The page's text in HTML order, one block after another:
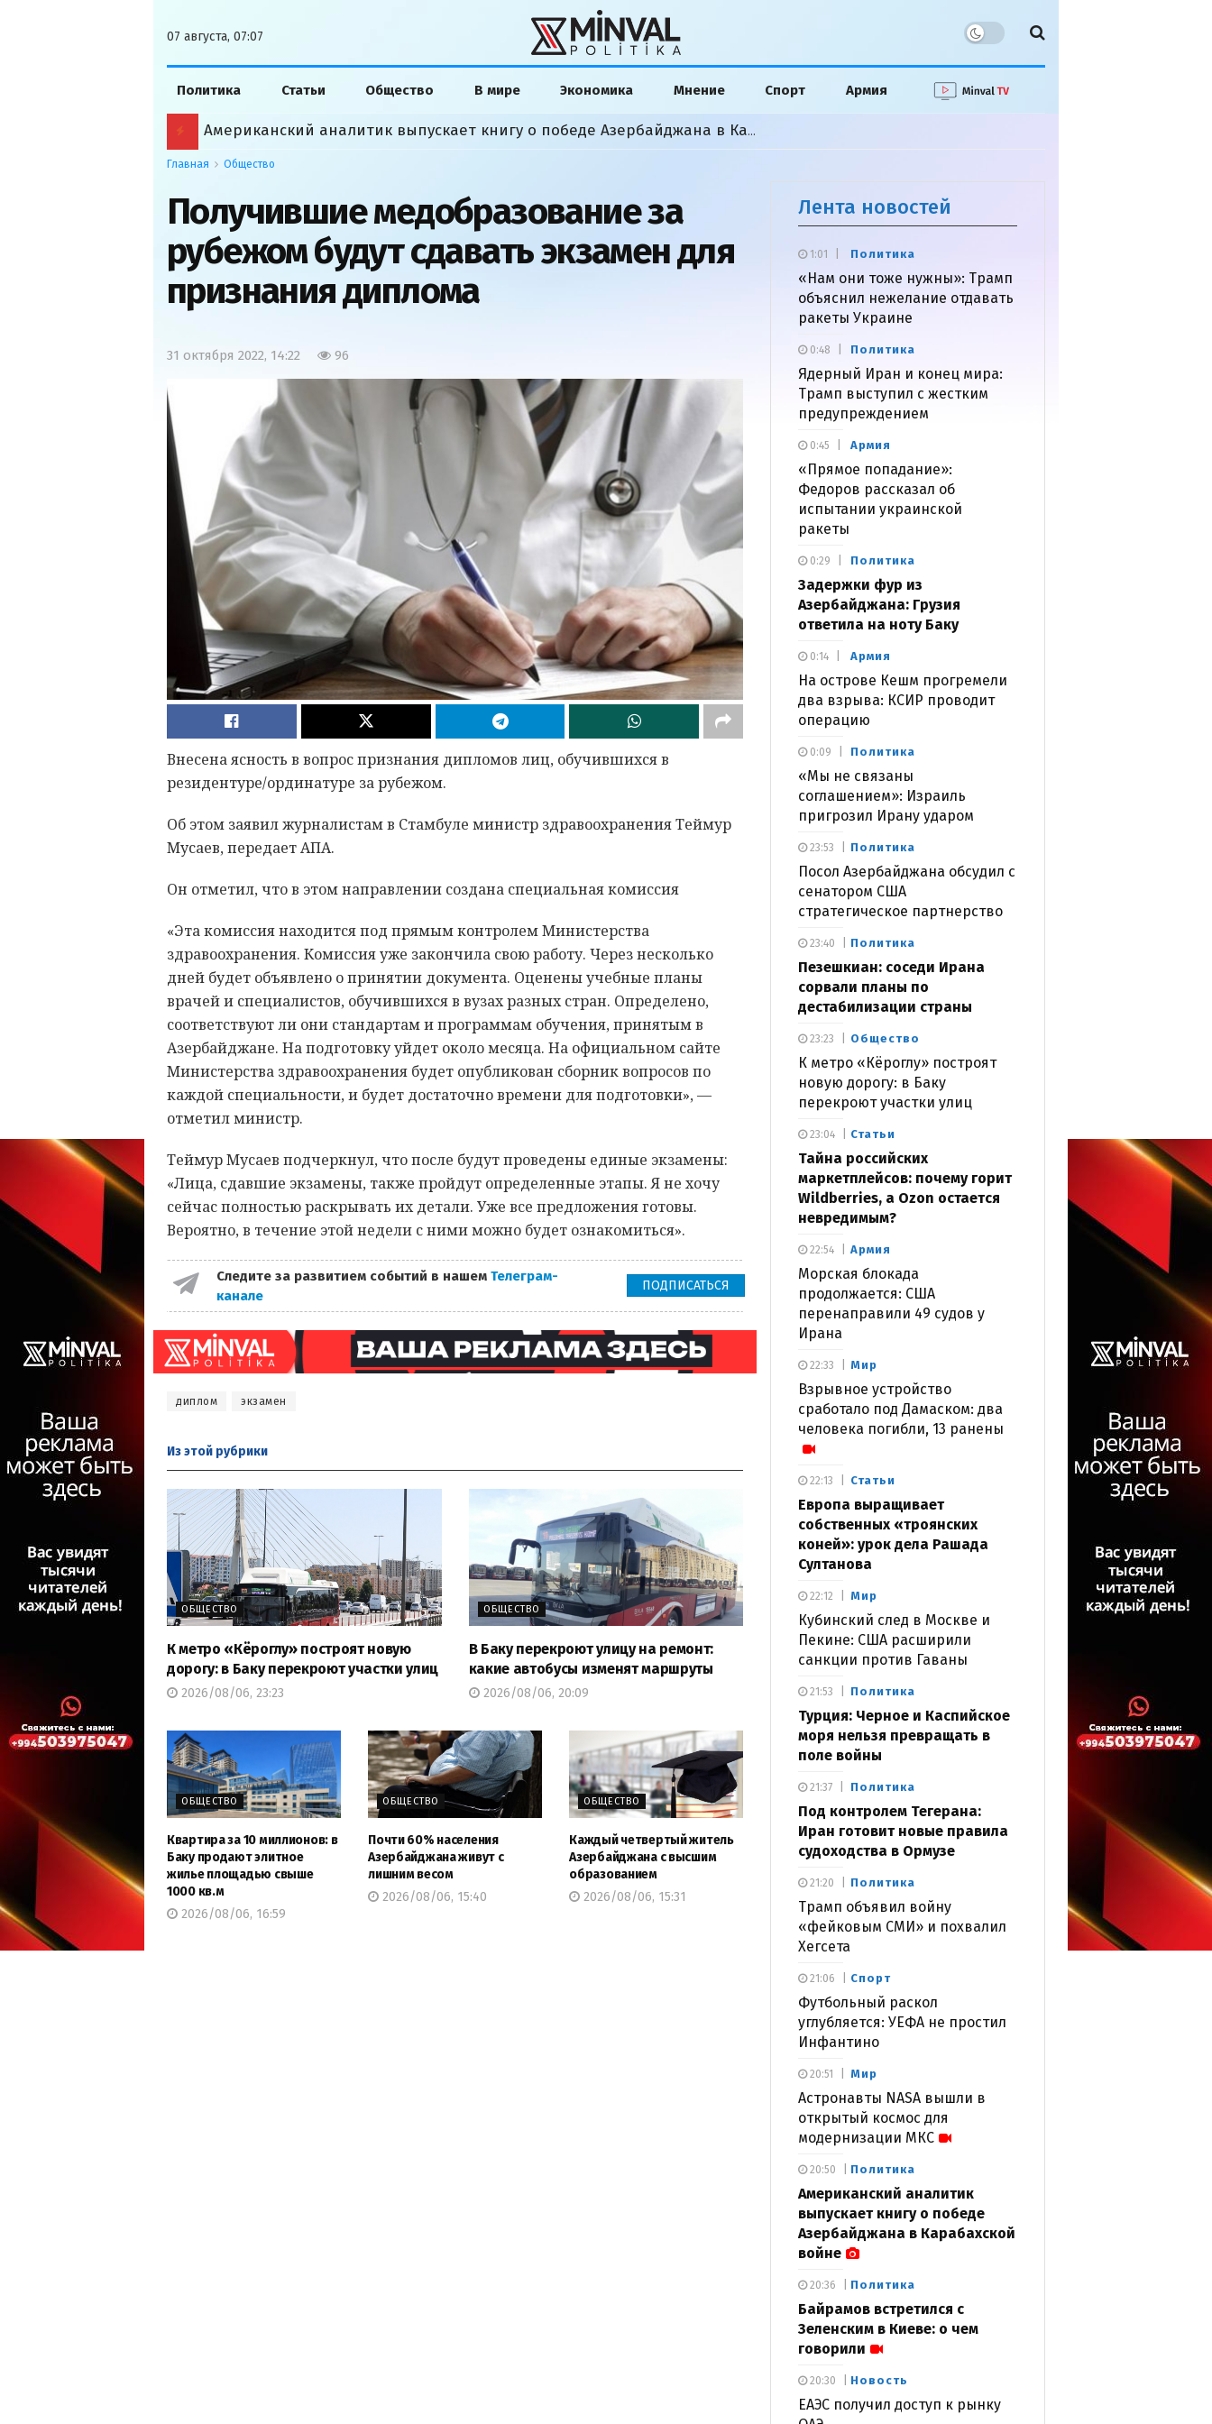
07 августа, 07:07
Политика Статьи Общество В мире Экономика Мнение Спорт Армия
Американский аналитик выпускает книгу о победе Азербайджана в Карабахской войне
Главная Общество
Получившие медобразование за
рубежом будут сдавать экзамен для
признания диплома
31 октября 2022, 14:22 96
Внесена ясность в вопрос признания дипломов лиц, обучившихся в
резидентуре/ординатуре за рубежом.
Об этом заявил журналистам в Стамбуле министр здравоохранения Теймур
Мусаев, передает АПА.
Он отметил, что в этом направлении создана специальная комиссия
«Эта комиссия находится под прямым контролем Министерства
здравоохранения. Комиссия уже закончила свою работу. Через несколько
дней будет объявлено о принятии документа. Оценены учебные планы
врачей и специалистов, обучившихся в вузах разных стран. Определено,
соответствуют ли они стандартам и программам обучения, принятым в
Азербайджане. На подготовку уйдет около месяца. На официальном сайте
Министерства здравоохранения будет опубликован сборник вопросов по
каждой специальности, и будет достаточно времени для подготовки», —
отметил министр.
Теймур Мусаев подчеркнул, что после будут проведены единые экзамены:
«Лица, сдавшие экзамены, также пройдут определенные этапы. Я не хочу
сейчас полностью раскрывать их детали. Уже все предложения готовы.
Вероятно, в течение этой недели с ними можно будет ознакомиться».
Следите за развитием событий в нашем Телеграм-
канале
ПОДПИСАТЬСЯ
диплом экзамен
Из этой рубрики
ОБЩЕСТВО
К метро «Кёроглу» построят новую
дорогу: в Баку перекроют участки улиц
2026/08/06, 23:23
ОБЩЕСТВО
В Баку перекроют улицу на ремонт:
какие автобусы изменят маршруты
2026/08/06, 20:09
ОБЩЕСТВО
Квартира за 10 миллионов: в
Баку продают элитное
жилье площадью свыше
1000 кв.м
2026/08/06, 16:59
ОБЩЕСТВО
Почти 60% населения
Азербайджана живут с
лишним весом
2026/08/06, 15:40
ОБЩЕСТВО
Каждый четвертый житель
Азербайджана с высшим
образованием
2026/08/06, 15:31
Лента новостей
Политика
«Нам они тоже нужны»: Трамп
объяснил нежелание отдавать
ракеты Украине
1:01
Политика
Ядерный Иран и конец мира:
Трамп выступил с жестким
предупреждением
0:48
Армия
«Прямое попадание»:
Федоров рассказал об
испытании украинской
ракеты
0:45
Политика
Задержки фур из
Азербайджана: Грузия
ответила на ноту Баку
0:29
Армия
На острове Кешм прогремели
два взрыва: КСИР проводит
операцию
0:14
Политика
«Мы не связаны
соглашением»: Израиль
пригрозил Ирану ударом
0:09
Политика
Посол Азербайджана обсудил с
сенатором США
стратегическое партнерство
23:53
Политика
Пезешкиан: соседи Ирана
сорвали планы по
дестабилизации страны
23:40
Общество
К метро «Кёроглу» построят
новую дорогу: в Баку
перекроют участки улиц
23:23
Статьи
Тайна российских
маркетплейсов: почему горит
Wildberries, а Ozon остается
невредимым?
23:04
Армия
Морская блокада
продолжается: США
перенаправили 49 судов у
Ирана
22:54
Мир
Взрывное устройство
сработало под Дамаском: два
человека погибли, 13 ранены
22:33
Статьи
Европа выращивает
собственных «троянских
коней»: урок дела Рашада
Султанова
22:13
Мир
Кубинский след в Москве и
Пекине: США расширили
санкции против Гаваны
22:12
Политика
Турция: Черное и Каспийское
моря нельзя превращать в
поле войны
21:53
Политика
Под контролем Тегерана:
Иран готовит новые правила
судоходства в Ормузе
21:37
Политика
Трамп объявил войну
«фейковым СМИ» и похвалил
Хегсета
21:20
Спорт
Футбольный раскол
углубляется: УЕФА не простил
Инфантино
21:06
Мир
Астронавты NASA вышли в
открытый космос для
модернизации МКС
20:51
Политика
Американский аналитик
выпускает книгу о победе
Азербайджана в Карабахской
войне
20:50
Политика
Байрамов встретился с
Зеленским в Киеве: о чем
говорили
20:36
Новость
ЕАЭС получил доступ к рынку
20:30